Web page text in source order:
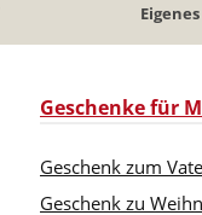
Geschenke für
Geschenk zum
Geschenk zu